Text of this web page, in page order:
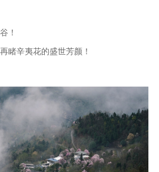
！
辛夷花的盛世芳颜！